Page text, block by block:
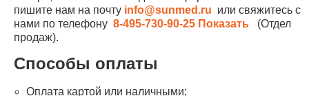
пишите нам на почту info@sunmed.ru или свяжитесь с
нами по телефону 8-495-730-90-25 Показать (Отдел
продаж).
Способы оплаты
Оплата картой или наличными;